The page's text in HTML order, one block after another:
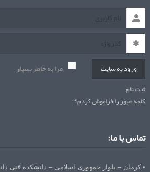
ورود به سایت مرا به خاطر بسپار
ثبت نام
کلمه عبور را فراموش کردم؟
تماس با ما:
• کرمان – بلوار جمهوری اسلامی – دانشکده فنی